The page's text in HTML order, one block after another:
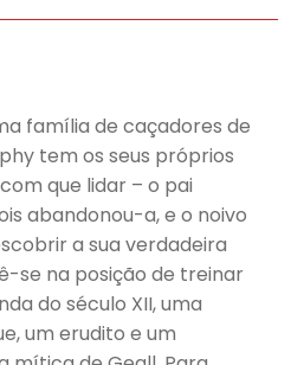
família de caçadores de
tem os seus próprios
que lidar – o pai
abandonou-a, e o noivo
a sua verdadeira
se na posição de treinar
do século XII, uma
um erudito e um